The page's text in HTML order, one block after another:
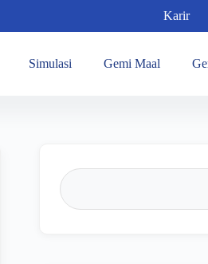
Karir
Simulasi Gemi Maal